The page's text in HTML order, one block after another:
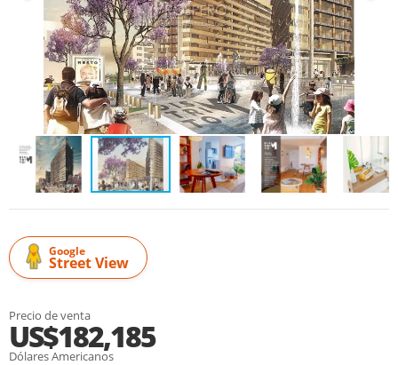
Google
Street View
Precio de venta
US$182,185
Dólares Americanos